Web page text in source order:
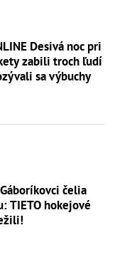
Desivá noc pri
zabili troch ľudí
sa výbuchy
čelia
TIETO hokejové